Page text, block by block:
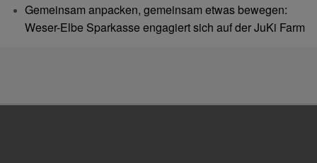
Gemeinsam anpacken, gemeinsam etwas bewegen:
Weser-Elbe Sparkasse engagiert sich auf der JuKi Farm